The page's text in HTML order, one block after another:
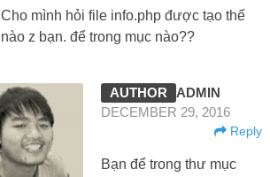
Cho mình hỏi file info.php được tạo thế
nào z bạn. để trong mục nào??
ADMIN
DECEMBER 29, 2016
Reply
Bạn để trong thư mục